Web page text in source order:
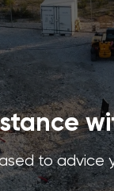
to advice